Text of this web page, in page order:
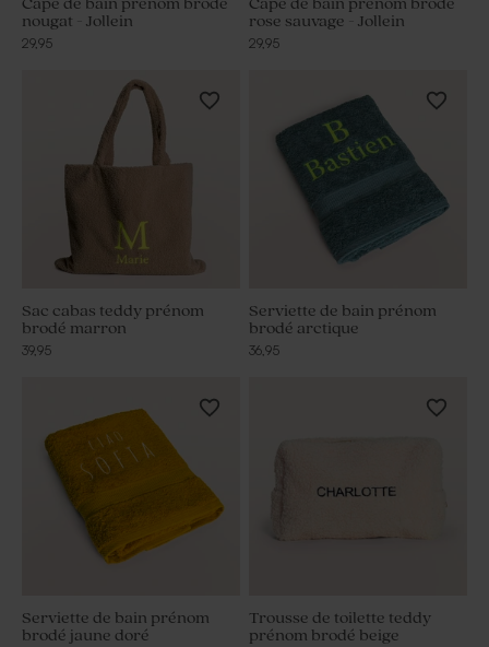
Cape de bain prénom brodé
nougat - Jollein
29,95
Cape de bain prénom brodé
rose sauvage - Jollein
29,95
Sac cabas teddy prénom
brodé marron
39,95
Serviette de bain prénom
brodé arctique
36,95
Serviette de bain prénom
brodé jaune doré
Trousse de toilette teddy
prénom brodé beige